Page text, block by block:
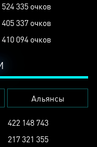
524 335 очков
405 337 очков
410 094 очков
Альянсы
422 148 743
217 321 355